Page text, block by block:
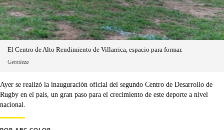
El Centro de Alto Rendimiento de Villarrica, espacio para formar.
Gentileza
Ayer se realizó la inauguración oficial del segundo Centro de Desarrollo de
Rugby en el país, un gran paso para el crecimiento de este deporte a nivel
nacional.